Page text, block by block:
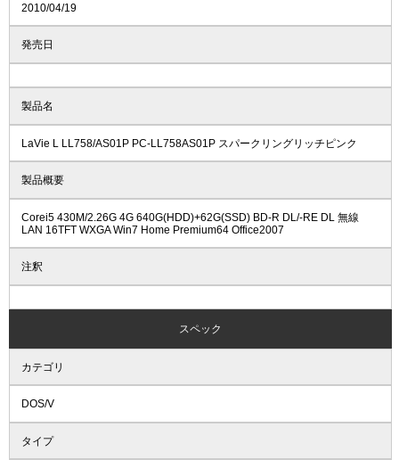
2010/04/19
発売日
製品名
LaVie L LL758/AS01P PC-LL758AS01P スパークリングリッチピンク
製品概要
Corei5 430M/2.26G 4G 640G(HDD)+62G(SSD) BD-R DL/-RE DL 無線
LAN 16TFT WXGA Win7 Home Premium64 Office2007
注釈
スペック
カテゴリ
DOS/V
タイプ